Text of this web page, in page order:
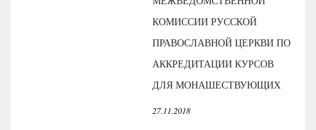
КОМИССИИ РУССКОЙ
ПРАВОСЛАВНОЙ ЦЕРКВИ ПО
АККРЕДИТАЦИИ КУРСОВ
ДЛЯ МОНАШЕСТВУЮЩИХ
27.11.2018